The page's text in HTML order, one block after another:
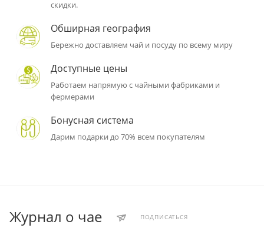
скидки.
Обширная география
Бережно доставляем чай и посуду по всему миру
Доступные цены
Работаем напрямую с чайными фабриками и
фермерами
Бонусная система
Дарим подарки до 70% всем покупателям
Журнал о чае ПОДПИСАТЬСЯ